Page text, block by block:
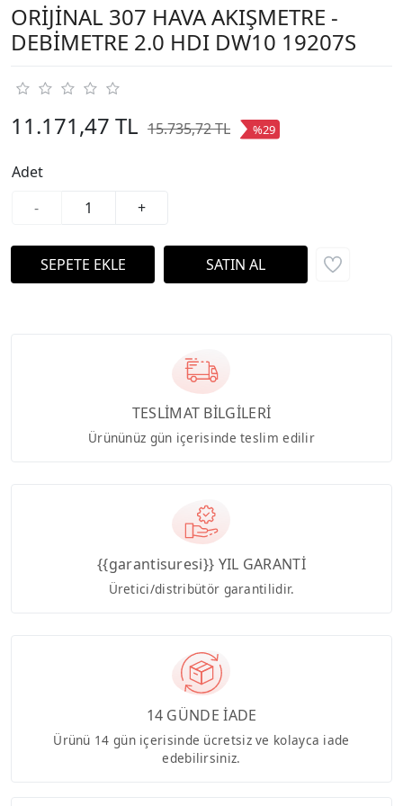
ORİJİNAL 307 HAVA AKIŞMETRE -
DEBİMETRE 2.0 HDI DW10 19207S
11.171,47 TL 15.735,72 TL %29
Adet
-
+
TESLİMAT BİLGİLERİ
Ürününüz gün içerisinde teslim edilir
{{garantisuresi}} YIL GARANTİ
Üretici/distribütör garantilidir.
14 GÜNDE İADE
Ürünü 14 gün içerisinde ücretsiz ve kolayca iade
edebilirsiniz.